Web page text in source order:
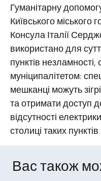
Гуманітарну
Київського міського
Консула Італії
використано для
пунктів
муніципалітетом:
мешканці можуть
та отримати доступ
відсутності
столиці таких
Вас також